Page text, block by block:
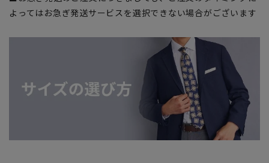
よってはお急ぎ発送サービスを選択できない場合がございます